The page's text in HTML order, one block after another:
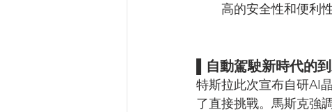
高的安全性和便利性
▌自動駕駛新時代的
特斯拉此次宣布自研AI
了直接挑戰。馬斯克強